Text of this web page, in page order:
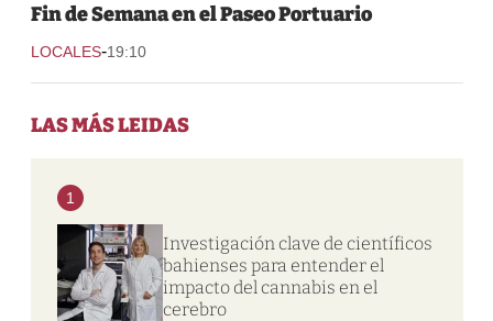
Fin de Semana en el Paseo Portuario
LOCALES-19:10
LAS MÁS LEIDAS
1
Investigación clave de científicos
bahienses para entender el
impacto del cannabis en el
cerebro